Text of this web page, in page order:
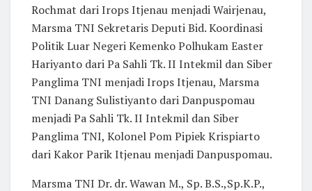
Rochmat dari Irops Itjenau menjadi Wairjenau,
Marsma TNI Sekretaris Deputi Bid. Koordinasi
Politik Luar Negeri Kemenko Polhukam Easter
Hariyanto dari Pa Sahli Tk. II Intekmil dan Siber
Panglima TNI menjadi Irops Itjenau, Marsma
TNI Danang Sulistiyanto dari Danpuspomau
menjadi Pa Sahli Tk. II Intekmil dan Siber
Panglima TNI, Kolonel Pom Pipiek Krispiarto
dari Kakor Parik Itjenau menjadi Danpuspomau.
Marsma TNI Dr. dr. Wawan M., Sp. B.S.,Sp.K.P.,